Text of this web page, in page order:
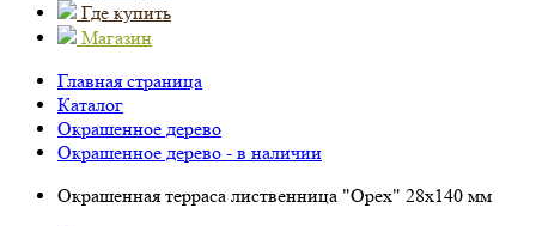
Где купить
Магазин
Главная страница
Каталог
Окрашенное дерево
Окрашенное дерево - в наличии
Окрашенная терраса лиственница "Орех" 28х140 мм